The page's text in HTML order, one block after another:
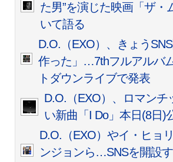
た男”を演じた映画「ザ・
いて語る
D.O.（EXO）、きょう
作った」…7thフルアルバ
トダウンライブで発表
D.O.（EXO）、ロマンチ
い新曲「I Do」本日(8日)
D.O.（EXO）やイ・ヒョ
ンジョンら…SNSを開設